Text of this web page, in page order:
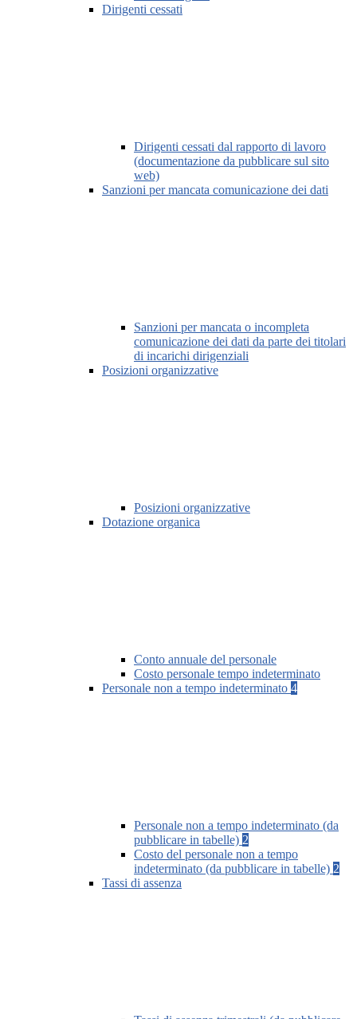
Dirigenti cessati
Dirigenti cessati dal rapporto di lavoro
(documentazione da pubblicare sul sito
web)
Sanzioni per mancata comunicazione dei dati
Sanzioni per mancata o incompleta
comunicazione dei dati da parte dei titolari
di incarichi dirigenziali
Posizioni organizzative
Posizioni organizzative
Dotazione organica
Conto annuale del personale
Costo personale tempo indeterminato
Personale non a tempo indeterminato 4
Personale non a tempo indeterminato (da
pubblicare in tabelle) 2
Costo del personale non a tempo
indeterminato (da pubblicare in tabelle) 2
Tassi di assenza